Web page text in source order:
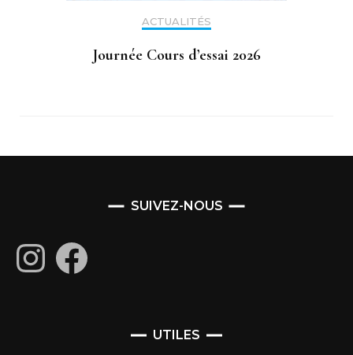
ACTUALITÉS
Journée Cours d’essai 2026
SUIVEZ-NOUS
InstagramFacebook
UTILES